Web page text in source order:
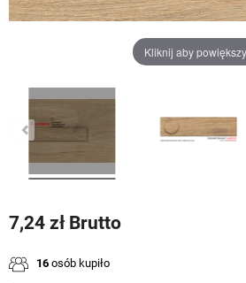
Kliknij aby
7,24 zł Brutto
16 osób kupiło